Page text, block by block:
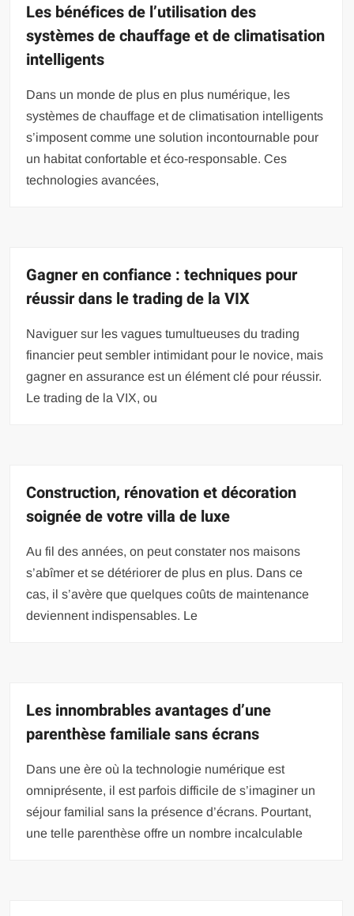
Les bénéfices de l’utilisation des
systèmes de chauffage et de climatisation
intelligents
Dans un monde de plus en plus numérique, les
systèmes de chauffage et de climatisation intelligents
s’imposent comme une solution incontournable pour
un habitat confortable et éco-responsable. Ces
technologies avancées,
Gagner en confiance : techniques pour
réussir dans le trading de la VIX
Naviguer sur les vagues tumultueuses du trading
financier peut sembler intimidant pour le novice, mais
gagner en assurance est un élément clé pour réussir.
Le trading de la VIX, ou
Construction, rénovation et décoration
soignée de votre villa de luxe
Au fil des années, on peut constater nos maisons
s’abîmer et se détériorer de plus en plus. Dans ce
cas, il s’avère que quelques coûts de maintenance
deviennent indispensables. Le
Les innombrables avantages d’une
parenthèse familiale sans écrans
Dans une ère où la technologie numérique est
omniprésente, il est parfois difficile de s’imaginer un
séjour familial sans la présence d’écrans. Pourtant,
une telle parenthèse offre un nombre incalculable